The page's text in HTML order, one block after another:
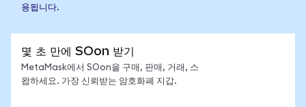
용됩니다.
몇 초 만에 SOon 받기
MetaMask에서 SOon을 구매, 판매, 거래, 스
왑하세요. 가장 신뢰받는 암호화폐 지갑.